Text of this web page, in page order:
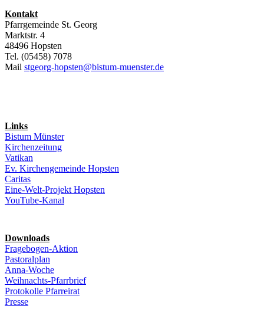
Kontakt
Pfarrgemeinde St. Georg
Marktstr. 4
48496 Hopsten
Tel. (05458) 7078
Mail stgeorg-hopsten@bistum-muenster.de
Links
Bistum Münster
Kirchenzeitung
Vatikan
Ev. Kirchengemeinde Hopsten
Caritas
Eine-Welt-Projekt Hopsten
YouTube-Kanal
Downloads
Fragebogen-Aktion
Pastoralplan
Anna-Woche
Weihnachts-Pfarrbrief
Protokolle Pfarreirat
Presse